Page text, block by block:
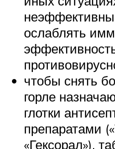
ослаблять
чтобы снять
горле
глотки
препаратами
«Гексорал»),